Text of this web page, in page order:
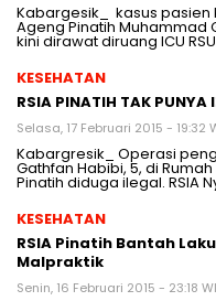
Kabargesik_ kasus pasien
Ageng Pinatih Muhammad
kini dirawat diruang ICU
KESEHATAN
RSIA PINATIH TAK PUNYA
Selasa, 17 Februari 2015 - 19:32
Kabargresik_ Operasi
Gathfan Habibi, 5, di
Pinatih diduga ilegal. RSIA
KESEHATAN
RSIA Pinatih Bantah
Malpraktik
Senin, 16 Februari 2015 - 23:18